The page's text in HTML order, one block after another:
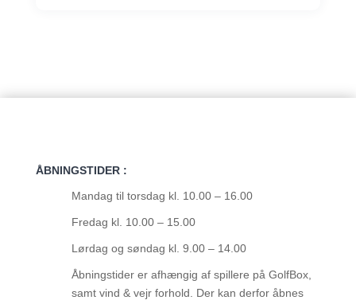
ÅBNINGSTIDER :
Mandag til torsdag kl. 10.00 – 16.00
Fredag kl. 10.00 – 15.00
Lørdag og søndag kl. 9.00 – 14.00
Åbningstider er afhængig af spillere på GolfBox,
samt vind & vejr forhold. Der kan derfor åbnes